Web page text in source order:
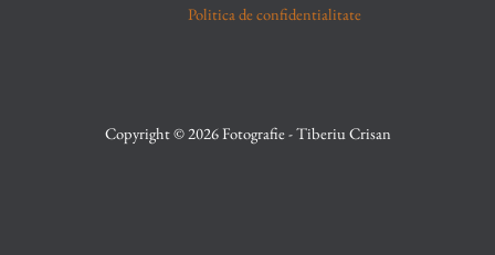
Politica de confidentialitate
Copyright © 2026 Fotografie - Tiberiu Crisan